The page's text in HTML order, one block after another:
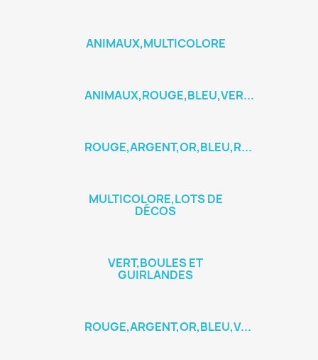
ANIMAUX,MULTICOLORE
ANIMAUX,ROUGE,BLEU,VER...
ROUGE,ARGENT,OR,BLEU,R...
MULTICOLORE,LOTS DE
DÉCOS
VERT,BOULES ET
GUIRLANDES
ROUGE,ARGENT,OR,BLEU,V...